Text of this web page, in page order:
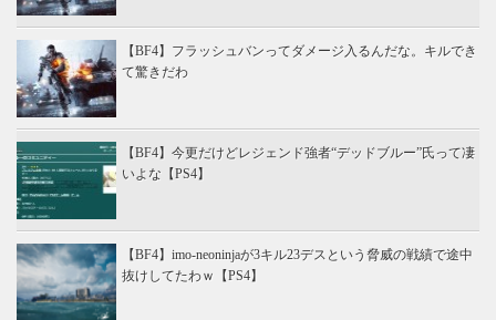
【BF4】フラッシュバンってダメージ入るんだな。キルでき
て驚きだわ
【BF4】今更だけどレジェンド強者“デッドブルー”氏って凄
いよな【PS4】
【BF4】imo-neoninjaが3キル23デスという脅威の戦績で途中
抜けしてたわｗ【PS4】